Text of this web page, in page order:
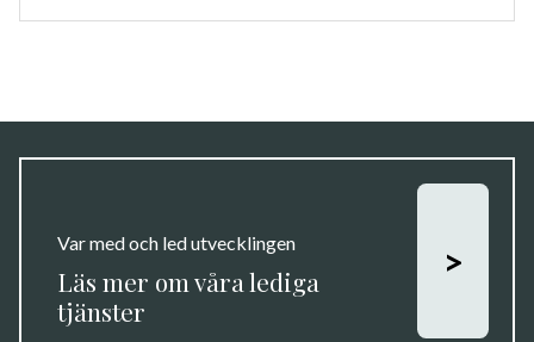
Var med och led utvecklingen
Läs mer om våra lediga
tjänster
>